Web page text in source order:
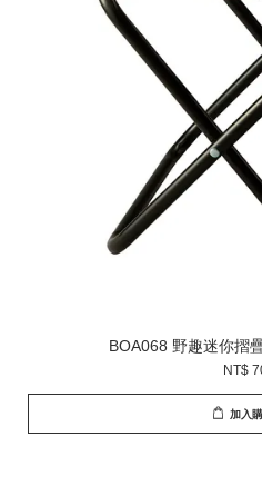
BOA068 野趣迷你摺
NT$
加入